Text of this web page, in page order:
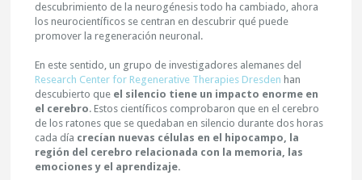
descubrimiento de la neurogénesis todo ha cambiado, ahora
los neurocientíficos se centran en descubrir qué puede
promover la regeneración neuronal.
En este sentido, un grupo de investigadores alemanes del
Research Center for Regenerative Therapies Dresden han
descubierto que el silencio tiene un impacto enorme en
el cerebro. Estos científicos comprobaron que en el cerebro
de los ratones que se quedaban en silencio durante dos horas
cada día crecían nuevas células en el hipocampo, la
región del cerebro relacionada con la memoria, las
emociones y el aprendizaje.